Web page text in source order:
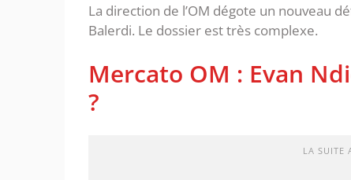
La direction de l’OM dégote un nouveau
Balerdi. Le dossier est très complexe.
Mercato OM : Evan
?
LA SUITE